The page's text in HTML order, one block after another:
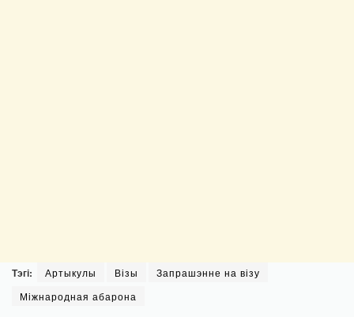
Тэгі: Артыкулы Візы
Запрашэнне на візу
Міжнародная абарона